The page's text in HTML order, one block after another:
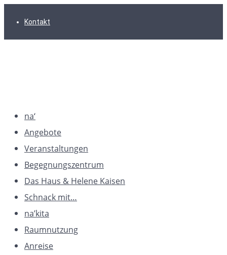
Hauptnavigation
Inhalt
FooterKontakt
na‘
Angebote
Veranstaltungen
Begegnungszentrum
Das Haus & Helene Kaisen
Schnack mit…
na’kita
Raumnutzung
Anreise